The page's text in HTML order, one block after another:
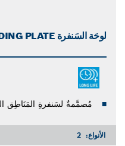
لوحَة السَنفرة PRO SANDING PLATE بتصميمٍ ممتدٍ
مُصمَّمةٌ لسَنفرةِ المَنَاطِق
الأنواع: 2